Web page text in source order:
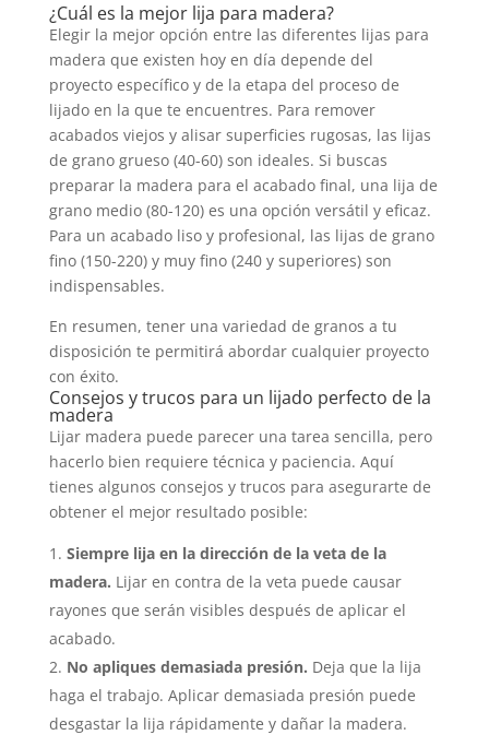
¿Cuál es la mejor lija para madera?
Elegir la mejor opción entre las diferentes lijas para
madera que existen hoy en día depende del
proyecto específico y de la etapa del proceso de
lijado en la que te encuentres. Para remover
acabados viejos y alisar superficies rugosas, las lijas
de grano grueso (40-60) son ideales. Si buscas
preparar la madera para el acabado final, una lija de
grano medio (80-120) es una opción versátil y eficaz.
Para un acabado liso y profesional, las lijas de grano
fino (150-220) y muy fino (240 y superiores) son
indispensables.
En resumen, tener una variedad de granos a tu
disposición te permitirá abordar cualquier proyecto
con éxito.
Consejos y trucos para un lijado perfecto de la
madera
Lijar madera puede parecer una tarea sencilla, pero
hacerlo bien requiere técnica y paciencia. Aquí
tienes algunos consejos y trucos para asegurarte de
obtener el mejor resultado posible:
Siempre lija en la dirección de la veta de la
madera. Lijar en contra de la veta puede causar
rayones que serán visibles después de aplicar el
acabado.
No apliques demasiada presión. Deja que la lija
haga el trabajo. Aplicar demasiada presión puede
desgastar la lija rápidamente y dañar la madera.